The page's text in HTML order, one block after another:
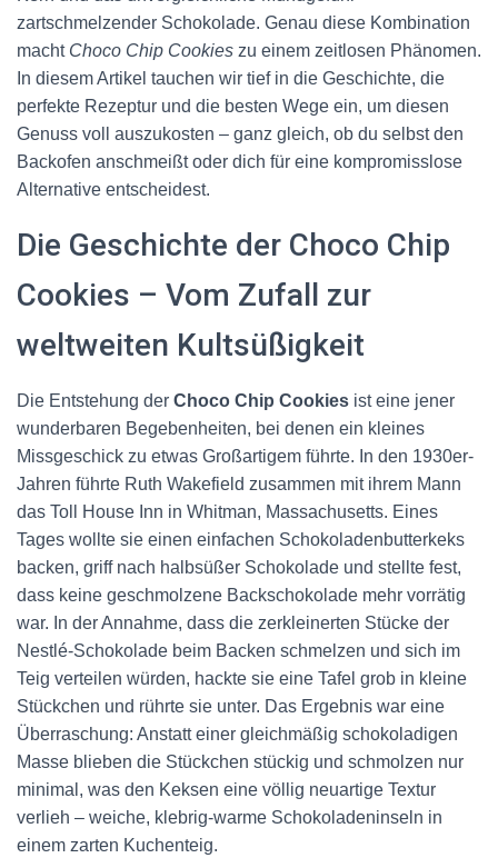
zartschmelzender Schokolade. Genau diese Kombination
macht Choco Chip Cookies zu einem zeitlosen Phänomen.
In diesem Artikel tauchen wir tief in die Geschichte, die
perfekte Rezeptur und die besten Wege ein, um diesen
Genuss voll auszukosten – ganz gleich, ob du selbst den
Backofen anschmeißt oder dich für eine kompromisslose
Alternative entscheidest.
Die Geschichte der Choco Chip
Cookies – Vom Zufall zur
weltweiten Kultsüßigkeit
Die Entstehung der Choco Chip Cookies ist eine jener
wunderbaren Begebenheiten, bei denen ein kleines
Missgeschick zu etwas Großartigem führte. In den 1930er-
Jahren führte Ruth Wakefield zusammen mit ihrem Mann
das Toll House Inn in Whitman, Massachusetts. Eines
Tages wollte sie einen einfachen Schokoladenbutterkeks
backen, griff nach halbsüßer Schokolade und stellte fest,
dass keine geschmolzene Backschokolade mehr vorrätig
war. In der Annahme, dass die zerkleinerten Stücke der
Nestlé-Schokolade beim Backen schmelzen und sich im
Teig verteilen würden, hackte sie eine Tafel grob in kleine
Stückchen und rührte sie unter. Das Ergebnis war eine
Überraschung: Anstatt einer gleichmäßig schokoladigen
Masse blieben die Stückchen stückig und schmolzen nur
minimal, was den Keksen eine völlig neuartige Textur
verlieh – weiche, klebrig-warme Schokoladeninseln in
einem zarten Kuchenteig.